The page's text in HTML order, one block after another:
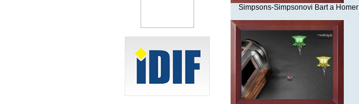
Simpsons-Simpsonovi Bart a Homer